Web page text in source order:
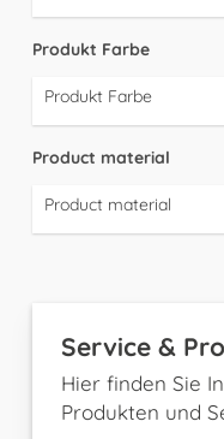
Produkt Farbe
Produkt Farbe
Product material
Product material
Service &
Hier finden Sie
Produkten und